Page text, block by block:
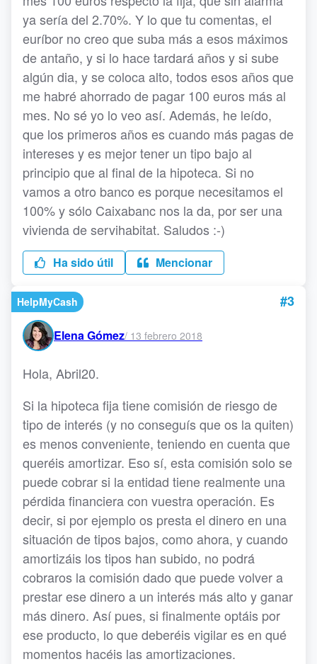
ya sería del 2.70%. Y lo que tu comentas, el
euríbor no creo que suba más a esos máximos
de antaño, y si lo hace tardará años y si sube
algún dia, y se coloca alto, todos esos años que
me habré ahorrado de pagar 100 euros más al
mes. No sé yo lo veo así. Además, he leído,
que los primeros años es cuando más pagas de
intereses y es mejor tener un tipo bajo al
principio que al final de la hipoteca. Si no
vamos a otro banco es porque necesitamos el
100% y sólo Caixabanc nos la da, por ser una
vivienda de servihabitat. Saludos :-)
Ha sido útil Mencionar
HelpMyCash #3
Elena Gómez/ 13 febrero 2018
Hola, Abril20.
Si la hipoteca fija tiene comisión de riesgo de
tipo de interés (y no conseguís que os la quiten)
es menos conveniente, teniendo en cuenta que
queréis amortizar. Eso sí, esta comisión solo se
puede cobrar si la entidad tiene realmente una
pérdida financiera con vuestra operación. Es
decir, si por ejemplo os presta el dinero en una
situación de tipos bajos, como ahora, y cuando
amortizáis los tipos han subido, no podrá
cobraros la comisión dado que puede volver a
prestar ese dinero a un interés más alto y ganar
más dinero. Así pues, si finalmente optáis por
ese producto, lo que deberéis vigilar es en qué
momentos hacéis las amortizaciones.